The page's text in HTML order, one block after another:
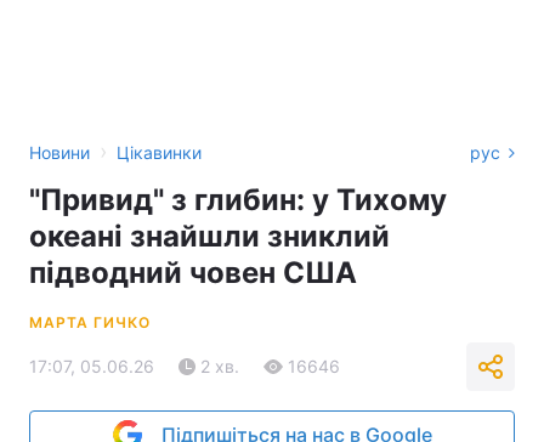
Новини › Цікавинки рус
"Привид" з глибин: у Тихому
океані знайшли зниклий
підводний човен США
МАРТА ГИЧКО
17:07, 05.06.26 2 хв. 16646
Підпишіться на нас в Google